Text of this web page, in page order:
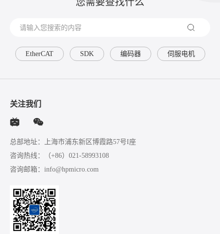
EtherCAT SDK 编码器 伺服电机
关注我们
总部地址：上海市浦东新区博霞路57号I座
咨询热线：
（+86）021-58993108
咨询邮箱： info@hpmicro.com